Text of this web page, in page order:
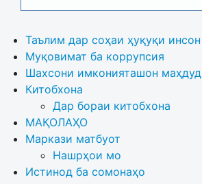
Таълим дар соҳаи ҳуқуқи инсон
Муқовимат ба коррупсия
Шахсони имконияташон маҳдуд
Китобхона
Дар бораи китобхона
МАҚОЛАҲО
Маркази матбуот
Нашрҳои мо
Истинод ба сомонаҳо